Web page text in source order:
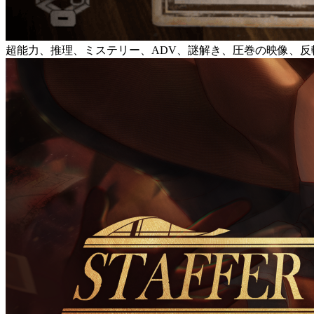
超能力、推理、ミステリー、ADV、謎解き、圧巻の映像、反